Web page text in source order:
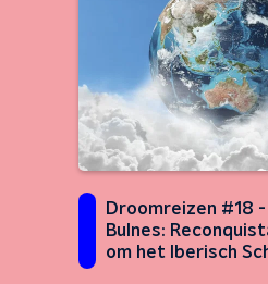
Droomreizen #18 -
Bulnes:
om het Iberisch